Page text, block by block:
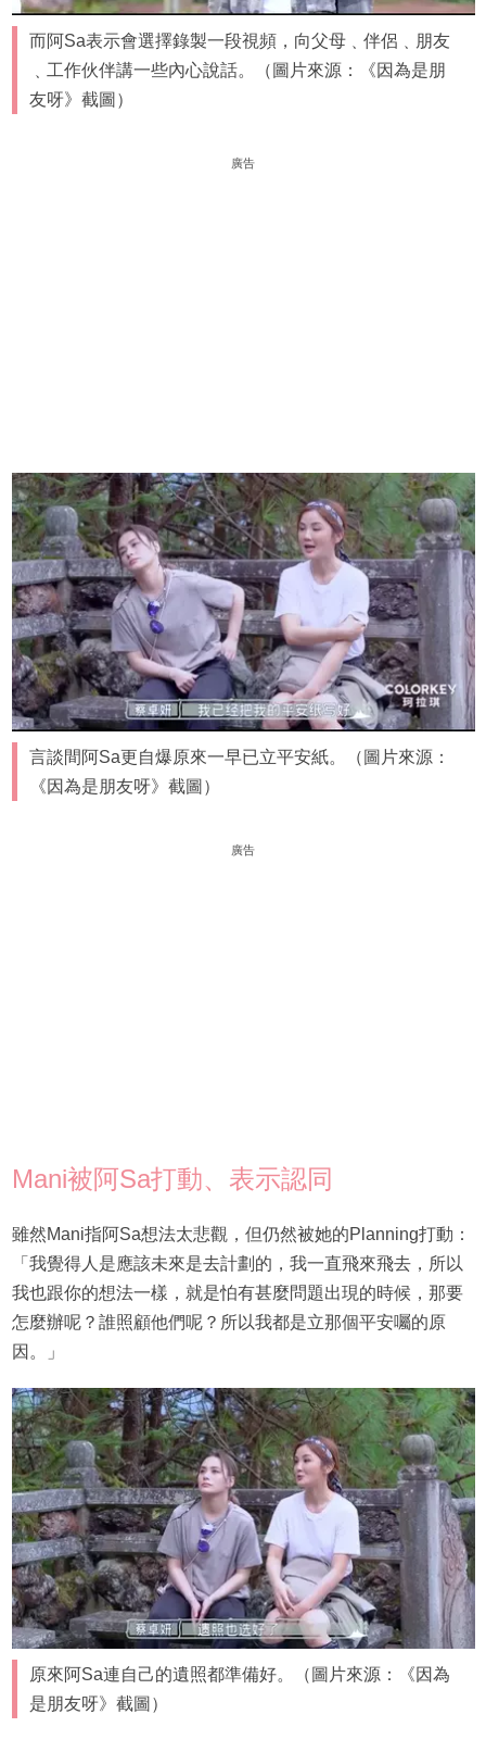
而阿Sa表示會選擇錄製一段視頻，向父母﹑伴侶﹑朋友
﹑工作伙伴講一些內心說話。（圖片來源：《因為是朋
友呀》截圖）
廣告
言談間阿Sa更自爆原來一早已立平安紙。（圖片來源：
《因為是朋友呀》截圖）
廣告
Mani被阿Sa打動、表示認同
雖然Mani指阿Sa想法太悲觀，但仍然被她的Planning打動：
「我覺得人是應該未來是去計劃的，我一直飛來飛去，所以
我也跟你的想法一樣，就是怕有甚麼問題出現的時候，那要
怎麼辦呢？誰照顧他們呢？所以我都是立那個平安囑的原
因。」
原來阿Sa連自己的遺照都準備好。（圖片來源：《因為
是朋友呀》截圖）